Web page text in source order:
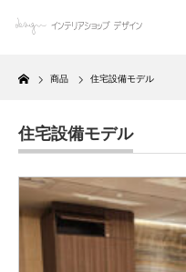
Home
商品 住宅設備モデル
住宅設備モデル